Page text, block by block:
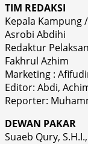
TIM REDAKSI
Kepala Kampung
Asrobi Abdihi
Redaktur
Fakhrul Azhim
Marketing :
Editor: Abdi,
Reporter:
DEWAN PAKAR
Suaeb Qury,